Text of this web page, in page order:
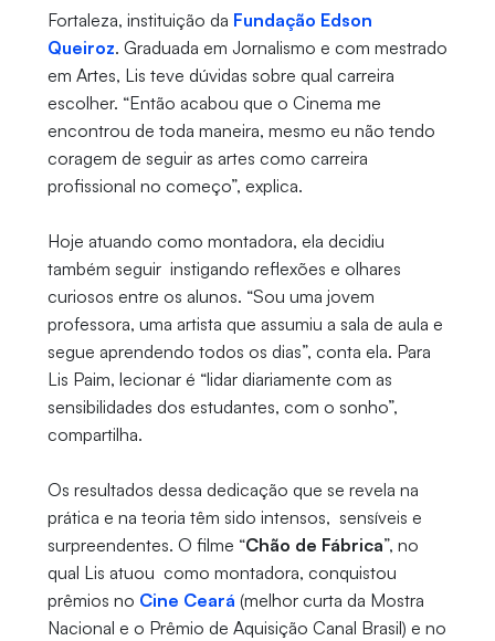
Fortaleza, instituição da Fundação Edson
Queiroz. Graduada em Jornalismo e com mestrado
em Artes, Lis teve dúvidas sobre qual carreira
escolher. “Então acabou que o Cinema me
encontrou de toda maneira, mesmo eu não tendo
coragem de seguir as artes como carreira
profissional no começo”, explica.
Hoje atuando como montadora, ela decidiu
também seguir instigando reflexões e olhares
curiosos entre os alunos. “Sou uma jovem
professora, uma artista que assumiu a sala de aula e
segue aprendendo todos os dias”, conta ela. Para
Lis Paim, lecionar é “lidar diariamente com as
sensibilidades dos estudantes, com o sonho”,
compartilha.
Os resultados dessa dedicação que se revela na
prática e na teoria têm sido intensos, sensíveis e
surpreendentes. O filme “Chão de Fábrica”, no
qual Lis atuou como montadora, conquistou
prêmios no Cine Ceará (melhor curta da Mostra
Nacional e o Prêmio de Aquisição Canal Brasil) e no